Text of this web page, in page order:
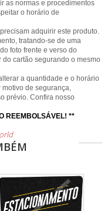
as normas e procedimentos
o horário de
adquirir este produto.
tratando-se de uma
foto frente e verso do
cartão segurando o mesmo
a quantidade e o horário
de segurança,
prévio. Confira nosso
REEMBOLSÁVEL! **